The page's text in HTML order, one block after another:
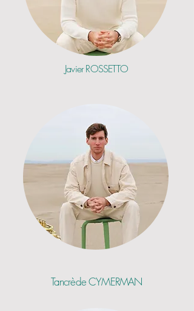
JavierROSSETTO
Tancrède CYMERMAN